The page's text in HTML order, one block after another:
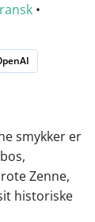
•
smykker er
Zenne,
historiske